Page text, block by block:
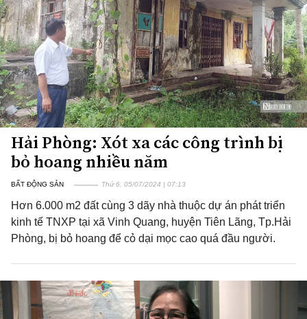
Hải Phòng: Xót xa các công trình bị
bỏ hoang nhiều năm
BẤT ĐỘNG SẢN Thứ 6, 05/07/2024 | 07:13
Hơn 6.000 m2 đất cùng 3 dãy nhà thuộc dự án phát triển
kinh tế TNXP tại xã Vinh Quang, huyện Tiên Lãng, Tp.Hải
Phòng, bị bỏ hoang để cỏ dại mọc cao quá đầu người.